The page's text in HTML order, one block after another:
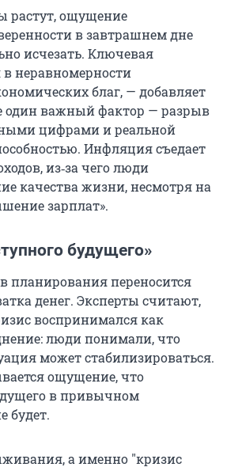
растут, ощущение
в завтрашнем дне
исчезать. Ключевая
в неравномерности
благ, — добавляет
один важный фактор — разрыв
цифрами и реальной
Инфляция съедает
из‑за чего люди
качества жизни, несмотря на
зарплат».
будущего»
планирования переносится
денег. Эксперты считают,
воспринимался как
люди понимали, что
может стабилизироваться.
ощущение, что
в привычном
будет.
а именно "кризис